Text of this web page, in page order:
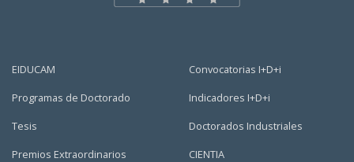
EIDUCAM
Programas de Doctorado
Tesis
Premios Extraordinarios
Convocatorias I+D+i
Indicadores I+D+i
Doctorados Industriales
CIENTIA